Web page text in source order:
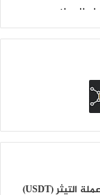
بولكادوت تسمح الأن بسك عملة التيثر (USDT)